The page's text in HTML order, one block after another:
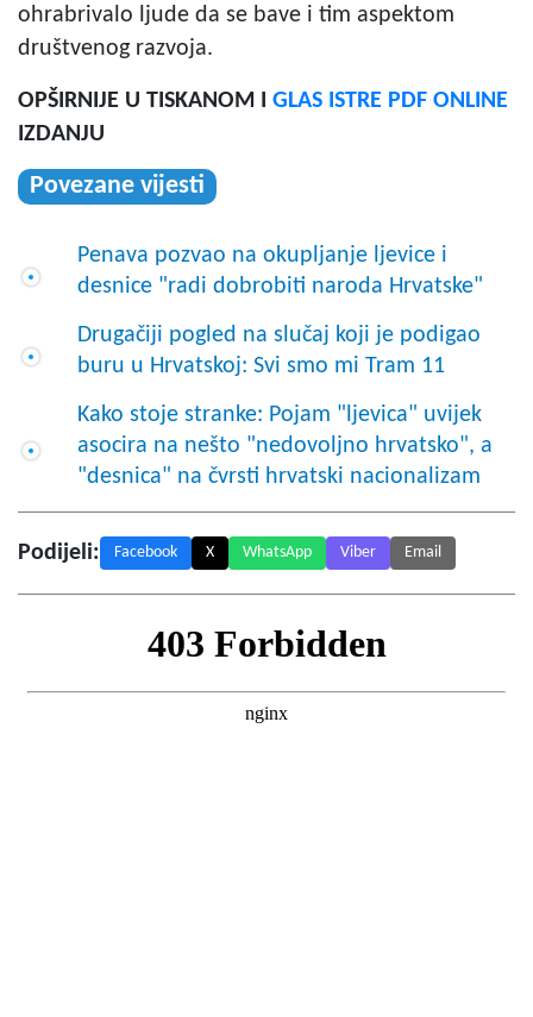
ohrabrivalo ljude da se bave i tim aspektom
društvenog razvoja.
OPŠIRNIJE U TISKANOM I GLAS ISTRE PDF ONLINE
IZDANJU
Povezane vijesti
Penava pozvao na okupljanje ljevice i
desnice "radi dobrobiti naroda Hrvatske"
Drugačiji pogled na slučaj koji je podigao
buru u Hrvatskoj: Svi smo mi Tram 11
Kako stoje stranke: Pojam "ljevica" uvijek
asocira na nešto "nedovoljno hrvatsko", a
"desnica" na čvrsti hrvatski nacionalizam
Podijeli: Facebook X WhatsApp Viber Email